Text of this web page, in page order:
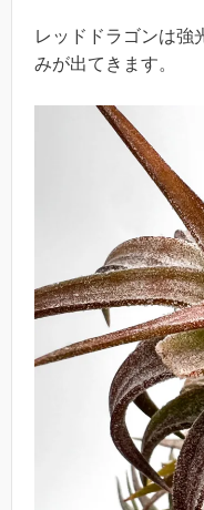
レッドドラゴンは強
みが出てきます。